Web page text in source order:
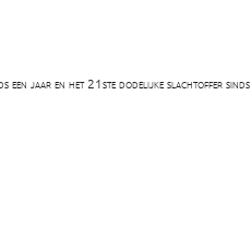
een jaar en het 21ste dodelijke slachtoffer sinds